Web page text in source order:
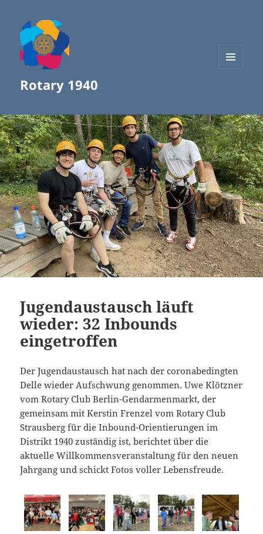
Rotary 1940
Jugendaustausch läuft
wieder: 32 Inbounds
eingetroffen
Der Jugendaustausch hat nach der coronabedingten
Delle wieder Aufschwung genommen. Uwe Klötzner
vom Rotary Club Berlin-Gendarmenmarkt, der
gemeinsam mit Kerstin Frenzel vom Rotary Club
Strausberg für die Inbound-Orientierungen im
Distrikt 1940 zuständig ist, berichtet über die
aktuelle Willkommensveranstaltung für den neuen
Jahrgang und schickt Fotos voller Lebensfreude.